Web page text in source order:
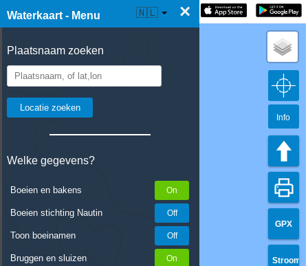
Waterkaart - Menu ×
Plaatsnaam zoeken
Welke gegevens?
Boeien en bakens
Boeien stichting Nautin
Toon boeinamen
Bruggen en sluizen
☰ Waterkaart Live 🇳🇱
GPX
Stroom
Info